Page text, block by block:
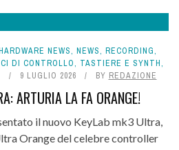
NEWS, NEWS, RECORDING,
DI CONTROLLO, TASTIERE E SYNTH,
9 LUGLIO 2026 BY REDAZIONE
ARTURIA LA FA ORANGE!
il nuovo KeyLab mk3 Ultra,
Orange del celebre controller